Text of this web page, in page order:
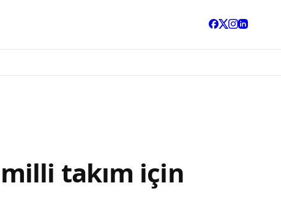
takım için